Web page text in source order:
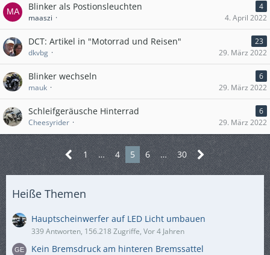
Blinker als Postionsleuchten
4
maaszi
4. April 2022
DCT: Artikel in "Motorrad und Reisen"
23
dkvbg
29. März 2022
Blinker wechseln
6
mauk
29. März 2022
Schleifgeräusche Hinterrad
6
Cheesyrider
29. März 2022
1 … 4 5 6 … 30
Heiße Themen
Hauptscheinwerfer auf LED Licht umbauen
339 Antworten, 156.218 Zugriffe, Vor 4 Jahren
Kein Bremsdruck am hinteren Bremssattel